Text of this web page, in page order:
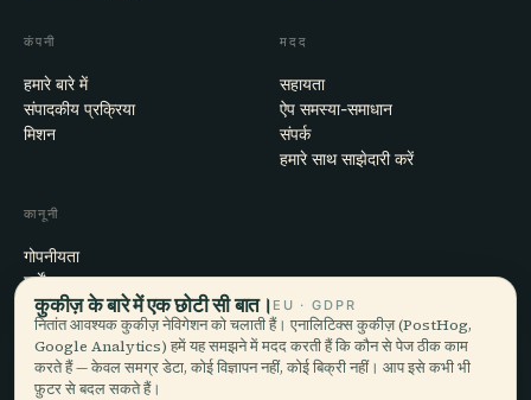
कंपनी
हमारे बारे में
संपादकीय प्रक्रिया
मिशन
मदद
सहायता
ऐप समस्या-समाधान
संपर्क
हमारे साथ साझेदारी करें
कानूनी
गोपनीयता
शर्तें
कुकी सेटिंग्स
खाता हटाएँ
कुकीज़ के बारे में एक छोटी सी बात। EU · GDPR
नितांत आवश्यक कुकीज़ नेविगेशन को चलाती हैं। एनालिटिक्स कुकीज़ (PostHog,
Google Analytics) हमें यह समझने में मदद करती हैं कि कौन से पेज ठीक काम
करते हैं — केवल समग्र डेटा, कोई विज्ञापन नहीं, कोई बिक्री नहीं। आप इसे कभी भी
फ़ुटर से बदल सकते हैं।